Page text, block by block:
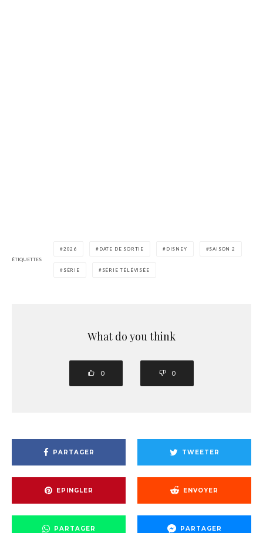
ÉTIQUETTES
2026 DATE DE SORTIE DISNEY SAISON 2
SÉRIE SÉRIE TÉLÉVISÉE
What do you think
0 0
PARTAGER TWEETER
EPINGLER ENVOYER
PARTAGER PARTAGER